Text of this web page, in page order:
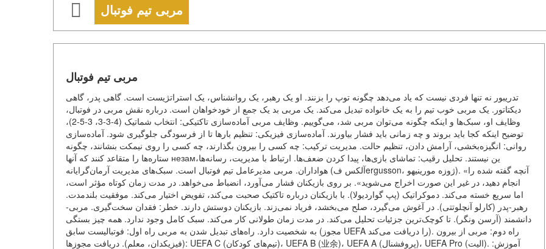
مربی تیم فوتبال
مربی تیم فوتبال
تدريبور نه تنها فردی نیست که یاد می‌دهد چگونه توپ را بزنند. او یک رهبر، یک روانشناس، یک استراتژیست است. گاهی پدر، گاهی
دیکتاتور. یک مربی خوب تیم را به یک خانواده تبدیل می‌کند. یک مربی بد یک جمع از خودخواهان است. درباره نقش مربی در فوتبال،
وظایف او، سبک‌ها و اینکه چگونه می‌توان مربی شد، می‌گوییم. وظایف مربی آماده‌سازی تاکتیکی: انتخاب شماتیک (4-3-3، 3-5-2)،
توضیح اینکه کجا باید بروند و چه زمانی باید فشار بیاورند. آماده‌سازی فیزیکی: تنظیم بارها تا از فرسودگی جلوگیری شود. آماده‌سازی
روانی: انگیزه‌بخشی، آرامش دادن، تنظیم حالت. مدیریت ترکیب: چه کسی را بیرون بگذارند، چه کسی را روی نیمکت بنشانند، چگونه
ستاره‌ها را متقاعد کنند که آنها незамین نیستند. تحلیل رقیب: تماشای بازی‌ها، پیدا کردن ضعف‌ها. ارتباط با مدیریت، رسانه‌ها،
هواداران. مربی مدیرعامل تیم فوتبال است. سبک‌های مدیریت آرمان‌گرایانه (آلکس فergusson، ژوزه مورینیهو). «آنچه گفته شده را
انجام دهید، در غیر این صورت اخراج می‌شوید». بر روی بازیکنان فشار می‌آورد، انضباط می‌خواهد. در مدت زمان کوتاه مؤثر است،
اما سریع خسته می‌کند. دموکراتیک (پپ گواردیولا). با بازیکنان درباره تاکتیک صحبت می‌کند، تفویض اختیار می‌کند. موفقیت بلندمدت.
رهبر-پدر (کارلو آنچلوتتی). در آغوش می‌گیرد، صلح می‌بخشد، فریاد نمی‌زند. بازیکنان دوستش دارند. خطر: فقدان سخت‌گیری. مربی-
دانشمند (آرسن ونگر). تا کوچک‌ترین جزئیات تحلیل می‌کند. در مدت زمان طولانی کار می‌کند. سبک کامل وجود ندارد. همه چیز بستگی
به شخصیت دارد. راه‌های تبدیل شدن به مربی راه اول: فوتبالیست سابق (مجوز UEFA را دریافت می‌کند). راه دوم: مربی از بیرون
(فیزیکدان، معلم). دریافت مجوزها: UEFA C (تیم‌های کودکان)، UEFA B (业余)، UEFA A (پروفشنال)، UEFA Pro (الیت). آموزش: